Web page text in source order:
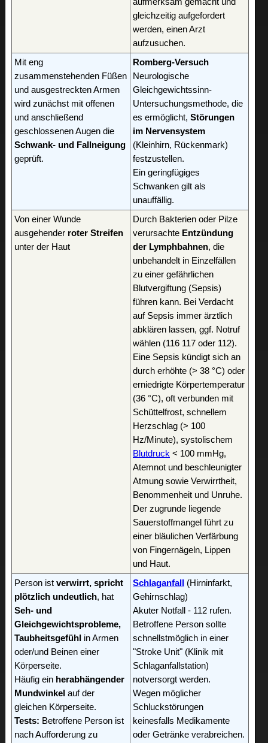
aufmerksam gemacht und
gleichzeitig aufgefordert
werden, einen Arzt
aufzusuchen.
Mit eng
zusammenstehenden Füßen
und ausgestreckten Armen
wird zunächst mit offenen
und anschließend
geschlossenen Augen die
Schwank- und Fallneigung
geprüft.
Romberg-Versuch
Neurologische
Gleichgewichtssinn-
Untersuchungsmethode, die
es ermöglicht, Störungen
im Nervensystem
(Kleinhirn, Rückenmark)
festzustellen.
Ein geringfügiges
Schwanken gilt als
unauffällig.
Von einer Wunde
ausgehender roter Streifen
unter der Haut
Durch Bakterien oder Pilze
verursachte Entzündung
der Lymphbahnen, die
unbehandelt in Einzelfällen
zu einer gefährlichen
Blutvergiftung (Sepsis)
führen kann. Bei Verdacht
auf Sepsis immer ärztlich
abklären lassen, ggf. Notruf
wählen (116 117 oder 112).
Eine Sepsis kündigt sich an
durch erhöhte (> 38 °C) oder
erniedrigte Körpertemperatur
(36 °C), oft verbunden mit
Schüttelfrost, schnellem
Herzschlag (> 100
Hz/Minute), systolischem
Blutdruck < 100 mmHg,
Atemnot und beschleunigter
Atmung sowie Verwirrtheit,
Benommenheit und Unruhe.
Der zugrunde liegende
Sauerstoffmangel führt zu
einer bläulichen Verfärbung
von Fingernägeln, Lippen
und Haut.
Person ist verwirrt, spricht
plötzlich undeutlich, hat
Seh- und
Gleichgewichtsprobleme,
Taubheitsgefühl in Armen
oder/und Beinen einer
Körperseite.
Häufig ein herabhängender
Mundwinkel auf der
gleichen Körperseite.
Tests: Betroffene Person ist
nach Aufforderung zu
Schlaganfall
(Hirninfarkt,
Gehirnschlag)
Akuter Notfall - 112 rufen.
Betroffene Person sollte
schnellstmöglich in einer
"Stroke Unit" (Klinik mit
Schlaganfallstation)
notversorgt werden.
Wegen möglicher
Schluckstörungen
keinesfalls Medikamente
oder Getränke verabreichen.